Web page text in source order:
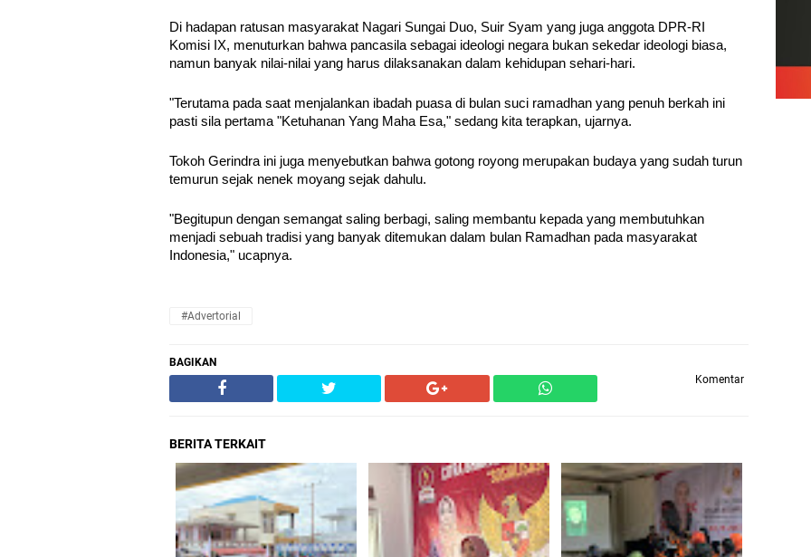
Di hadapan ratusan masyarakat Nagari Sungai Duo, Suir Syam yang juga anggota DPR-RI
Komisi IX, menuturkan bahwa pancasila sebagai ideologi negara bukan sekedar ideologi biasa,
namun banyak nilai-nilai yang harus dilaksanakan dalam kehidupan sehari-hari.
"Terutama pada saat menjalankan ibadah puasa di bulan suci ramadhan yang penuh berkah ini
pasti sila pertama "Ketuhanan Yang Maha Esa," sedang kita terapkan, ujarnya.
Tokoh Gerindra ini juga menyebutkan bahwa gotong royong merupakan budaya yang sudah turun
temurun sejak nenek moyang sejak dahulu.
"Begitupun dengan semangat saling berbagi, saling membantu kepada yang membutuhkan
menjadi sebuah tradisi yang banyak ditemukan dalam bulan Ramadhan pada masyarakat
Indonesia," ucapnya.
#advertorial
BAGIKAN
Komentar
BERITA TERKAIT